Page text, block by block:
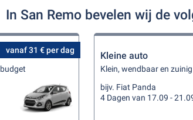
In San Remo bevelen wij de
vanaf 31 € per dag Kleine auto
Klein, wendbaar en
bijv. Fiat Panda
4 Dagen van 17.09 -